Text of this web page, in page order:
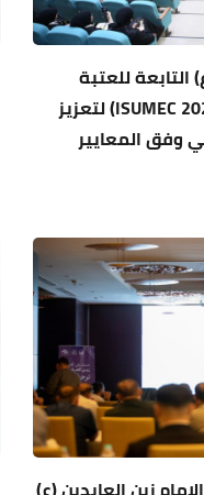
للعتبة
الحسينية تفتتح فعاليات (ISUMEC 2025) لتعزيز
وفق المعايير